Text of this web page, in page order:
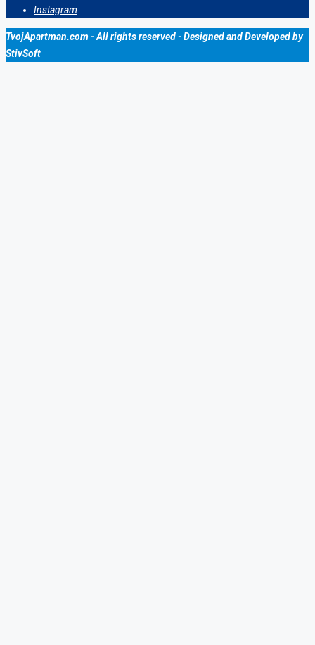
Instagram
TvojApartman.com - All rights reserved - Designed and Developed by
StivSoft